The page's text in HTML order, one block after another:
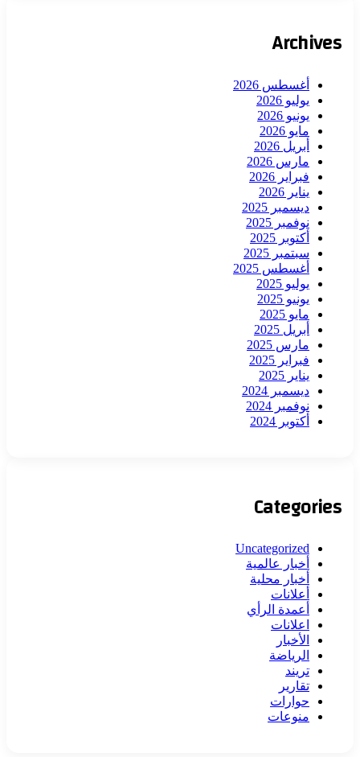
Archives
أغسطس 2026
يوليو 2026
يونيو 2026
مايو 2026
أبريل 2026
مارس 2026
فبراير 2026
يناير 2026
ديسمبر 2025
نوفمبر 2025
أكتوبر 2025
سبتمبر 2025
أغسطس 2025
يوليو 2025
يونيو 2025
مايو 2025
أبريل 2025
مارس 2025
فبراير 2025
يناير 2025
ديسمبر 2024
نوفمبر 2024
أكتوبر 2024
Categories
Uncategorized
أخبار عالمية
أخبار محلية
أعلانات
أعمدة الرأي
اعلانات
الأخبار
الرياضة
تريند
تقارير
حوارات
منوعات